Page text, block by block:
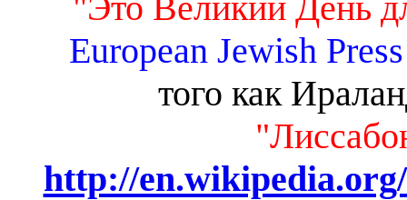
European Jewish Press
того как
http://